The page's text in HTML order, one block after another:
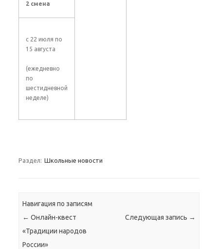
2 смена
с 22 июля по
15 августа
(ежедневно
по
шестидневной
неделе)
Раздел: Школьные новости
Навигация по записям
← Онлайн-квест
«Традиции народов
России»
Следующая запись →